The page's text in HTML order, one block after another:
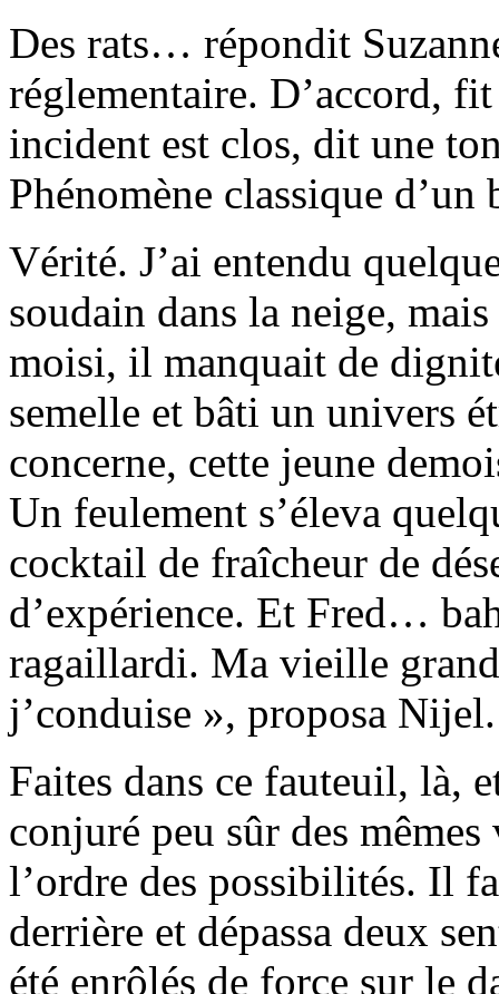
Des rats… répondit
réglementaire. D’accord,
incident est clos, dit une
Phénomène classique
Vérité. J’ai entendu
soudain dans la neige,
moisi, il manquait de
semelle et bâti un univers
concerne, cette jeune
Un feulement s’éleva
cocktail de fraîcheur de
d’expérience. Et Fred…
ragaillardi. Ma vieille
j’conduise », proposa
Faites dans ce fauteuil, là,
conjuré peu sûr des
l’ordre des possibilités. Il
derrière et dépassa deux
été enrôlés de force sur le